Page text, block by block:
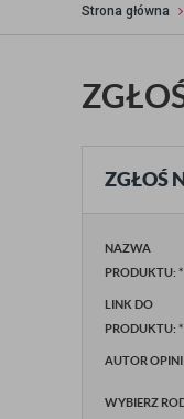
Strona główna
ZGŁOŚ
NAZWA
PRODUKTU: *
LINK DO
PRODUKTU: *
AUTOR
WYBIERZ